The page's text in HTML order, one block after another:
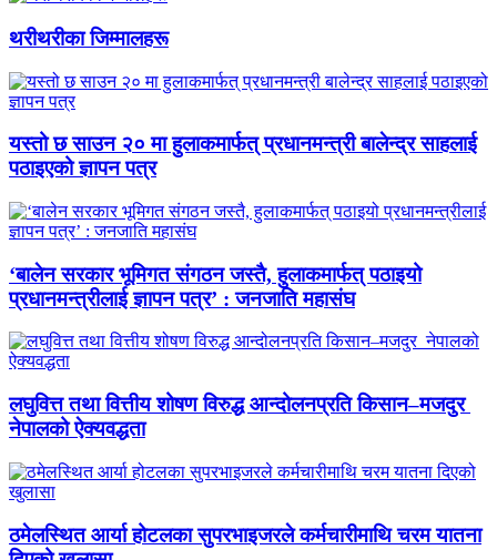
थरीथरीका जिम्मालहरू
यस्तो छ साउन २० मा हुलाकमार्फत् प्रधानमन्त्री बालेन्द्र साहलाई
पठाइएको ज्ञापन पत्र
‘बालेन सरकार भूमिगत संगठन जस्तै, हुलाकमार्फत् पठाइयो
प्रधानमन्त्रीलाई ज्ञापन पत्र’ : जनजाति महासंघ
लघुवित्त तथा वित्तीय शोषण विरुद्ध आन्दोलनप्रति किसान–मजदुर
नेपालको ऐक्यवद्धता
ठमेलस्थित आर्या होटलका सुपरभाइजरले कर्मचारीमाथि चरम यातना